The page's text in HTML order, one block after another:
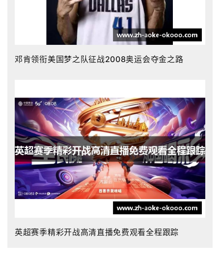
邓肯领衔美国梦之队征战2008奥运会夺金之路
英超赛季精彩开战高清直播免费观看全程跟踪